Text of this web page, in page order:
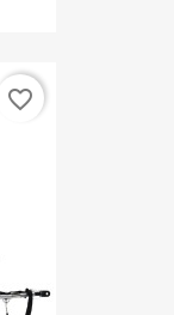
favorite_border